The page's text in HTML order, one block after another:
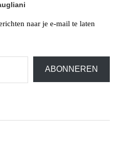
naar je e-mail te laten
ABONNEREN